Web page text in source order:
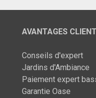
AVANTAGES
Conseils d'expert
Jardins d'Ambiance
Paiement expert
Garantie Oase